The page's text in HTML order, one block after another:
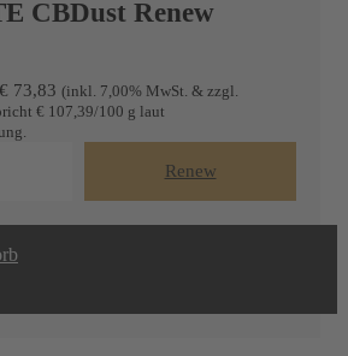
CBDust Renew
€ 73,83 (inkl. 7,00% MwSt. & zzgl.
€ 107,39/100 g laut
Renew